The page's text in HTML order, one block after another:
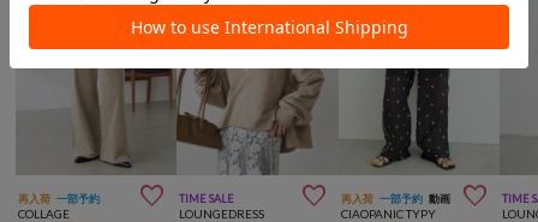
再入荷 一部予約 
COLLAGE
TIME SALE 
LOUNGEDRESS
再入荷 一部予約 動画 
CIAOPANIC TYPY
TIME